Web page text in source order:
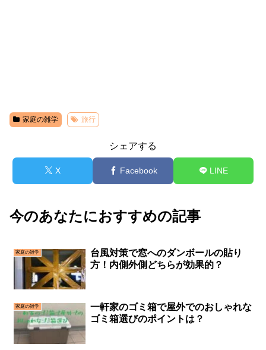
家庭の雑学 旅行
シェアする
X Facebook LINE
今のあなたにおすすめの記事
家庭の雑学
台風対策で窓へのダンボールの貼り
方！内側外側どちらが効果的？
家庭の雑学
一軒家のゴミ箱で屋外でのおしゃれな
ゴミ箱選びのポイントは？